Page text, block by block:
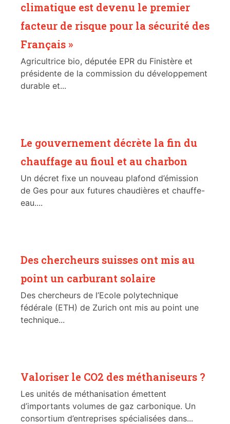
climatique est devenu le premier
facteur de risque pour la sécurité des
Français »
Agricultrice bio, députée EPR du Finistère et
présidente de la commission du développement
durable et...
Le gouvernement décrète la fin du
chauffage au fioul et au charbon
Un décret fixe un nouveau plafond d’émission
de Ges pour aux futures chaudières et chauffe-
eau....
Des chercheurs suisses ont mis au
point un carburant solaire
Des chercheurs de l’Ecole polytechnique
fédérale (ETH) de Zurich ont mis au point une
technique...
Valoriser le CO2 des méthaniseurs ?
Les unités de méthanisation émettent
d’importants volumes de gaz carbonique. Un
consortium d’entreprises spécialisées dans...